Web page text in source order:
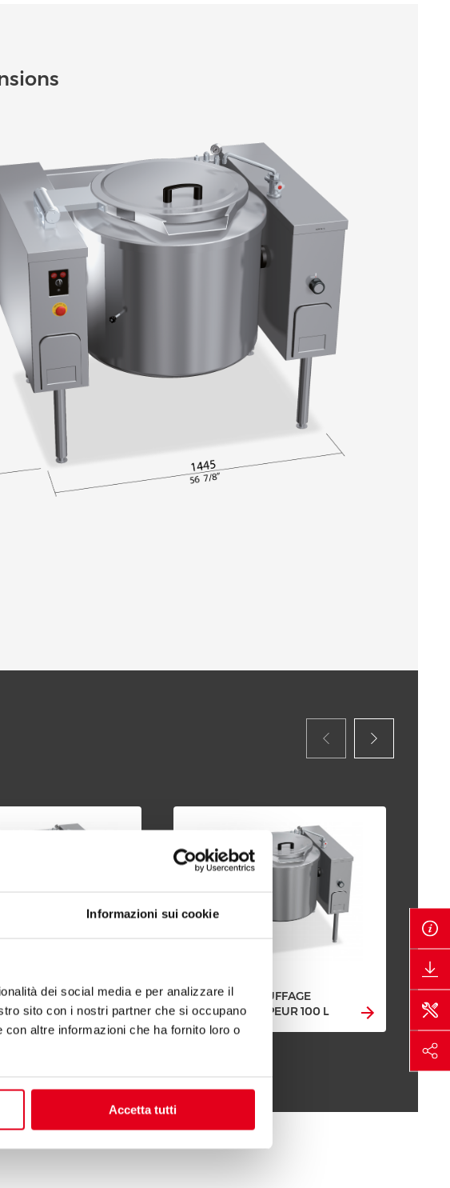
Informazioni sui cookie
dei social media e per analizzare il
sito con i nostri partner che si occupano
altre informazioni che ha fornito loro o
Accetta tutti
CHAUFFAGE
L
MARMITE CHAUFFAGE
INDIRECT À VAPEUR 100 L